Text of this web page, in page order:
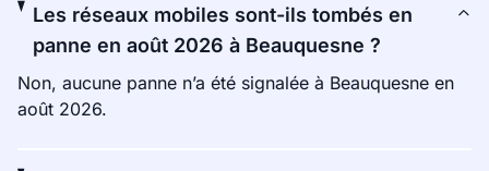
Les réseaux mobiles sont-ils tombés en
panne en août 2026 à Beauquesne ?
Non, aucune panne n’a été signalée à Beauquesne en
août 2026.